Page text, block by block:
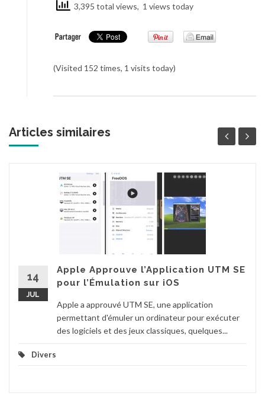
3,395 total views, 1 views today
(Visited 152 times, 1 visits today)
Articles similaires
14
JUL
Apple Approuve l’Application UTM SE
pour l’Émulation sur iOS
Apple a approuvé UTM SE, une application
permettant d'émuler un ordinateur pour exécuter
des logiciels et des jeux classiques, quelques...
Divers